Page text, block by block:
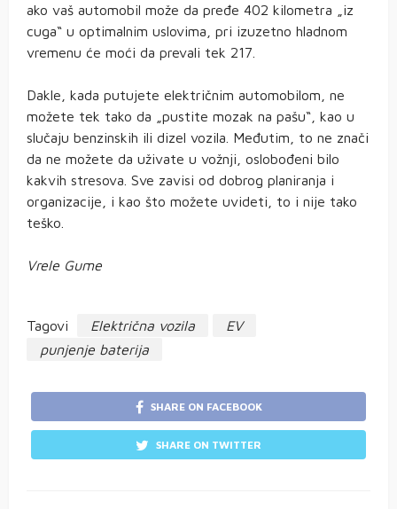
ako vaš automobil može da pređe 402 kilometra „iz
cuga“ u optimalnim uslovima, pri izuzetno hladnom
vremenu će moći da prevali tek 217.
Dakle, kada putujete električnim automobilom, ne
možete tek tako da „pustite mozak na pašu“, kao u
slučaju benzinskih ili dizel vozila. Međutim, to ne znači
da ne možete da uživate u vožnji, oslobođeni bilo
kakvih stresova. Sve zavisi od dobrog planiranja i
organizacije, i kao što možete uvideti, to i nije tako
teško.
Vrele Gume
Tagovi Električna vozila
EV
punjenje baterija
SHARE ON FACEBOOK
SHARE ON TWITTER